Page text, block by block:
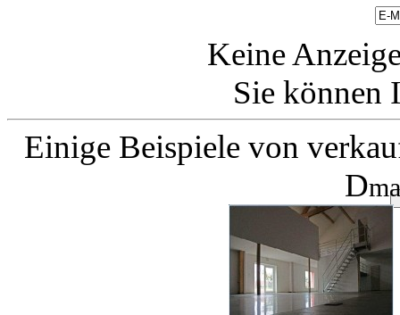
Keine
Sie können
Einige Beispiele von
D